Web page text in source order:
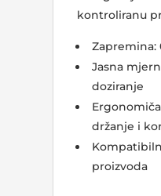
kontroliranu
Zapremina:
Jasna
doziranje
držanje i
proizvoda